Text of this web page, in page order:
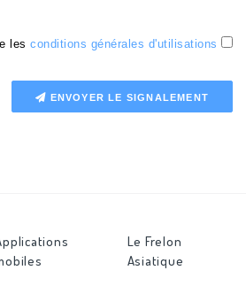
les conditions générales d'utilisations
ENVOYER LE SIGNALEMENT
Le Frelon
Asiatique